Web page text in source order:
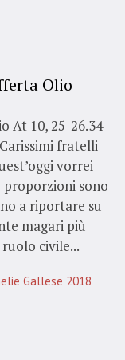
Olio
At 10, 25-26.34-
fratelli
vorrei
proporzioni sono
a riportare su
magari più
civile...
Gallese 2018